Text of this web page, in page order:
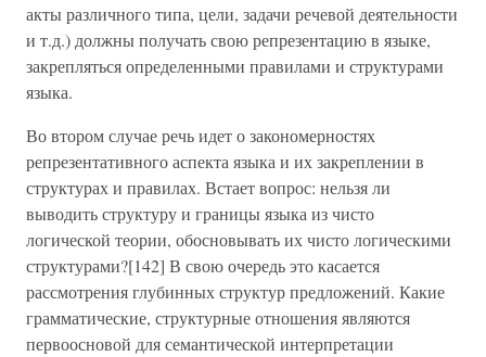
акты различного типа, цели, задачи речевой деятельности
и т.д.) должны получать свою репрезентацию в языке,
закрепляться определенными правилами и структурами
языка.
Во втором случае речь идет о закономерностях
репрезентативного аспекта языка и их закреплении в
структурах и правилах. Встает вопрос: нельзя ли
выводить структуру и границы языка из чисто
логической теории, обосновывать их чисто логическими
структурами?[142] В свою очередь это касается
рассмотрения глубинных структур предложений. Какие
грамматические, структурные отношения являются
первоосновой для семантической интерпретации